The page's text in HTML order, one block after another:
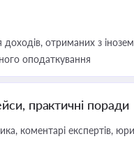
доходів, отриманих з
оподаткування
практичні поради
коментарі експертів,